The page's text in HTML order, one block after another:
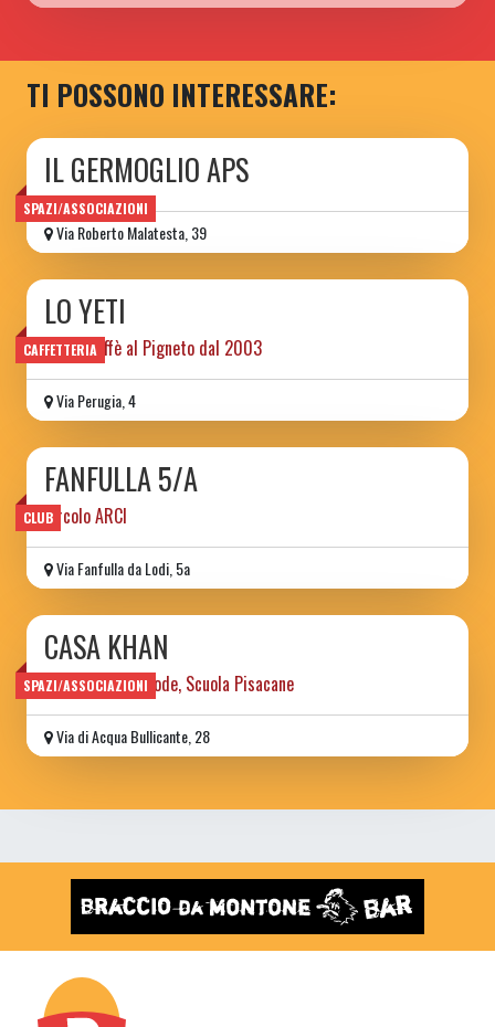
TI POSSONO INTERESSARE:
SPAZI/ASSOCIAZIONI
IL GERMOGLIO APS
Via Roberto Malatesta, 39
CAFFETTERIA
LO YETI
libri e caffè al Pigneto dal 2003
Via Perugia, 4
CLUB
FANFULLA 5/A
circolo ARCI
Via Fanfulla da Lodi, 5a
SPAZI/ASSOCIAZIONI
CASA KHAN
ex casa del custode, Scuola Pisacane
Via di Acqua Bullicante, 28